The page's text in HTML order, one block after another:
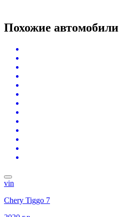
Похожие автомобили
vin
Chery Tiggo 7